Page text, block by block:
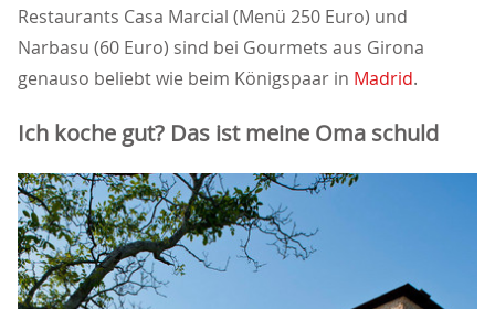
Restaurants Casa Marcial (Menü 250 Euro) und
Narbasu (60 Euro) sind bei Gourmets aus Girona
genauso beliebt wie beim Königspaar in Madrid.
Ich koche gut? Das ist meine Oma schuld